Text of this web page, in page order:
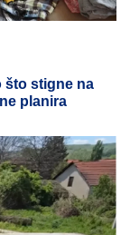
što stigne na
planira